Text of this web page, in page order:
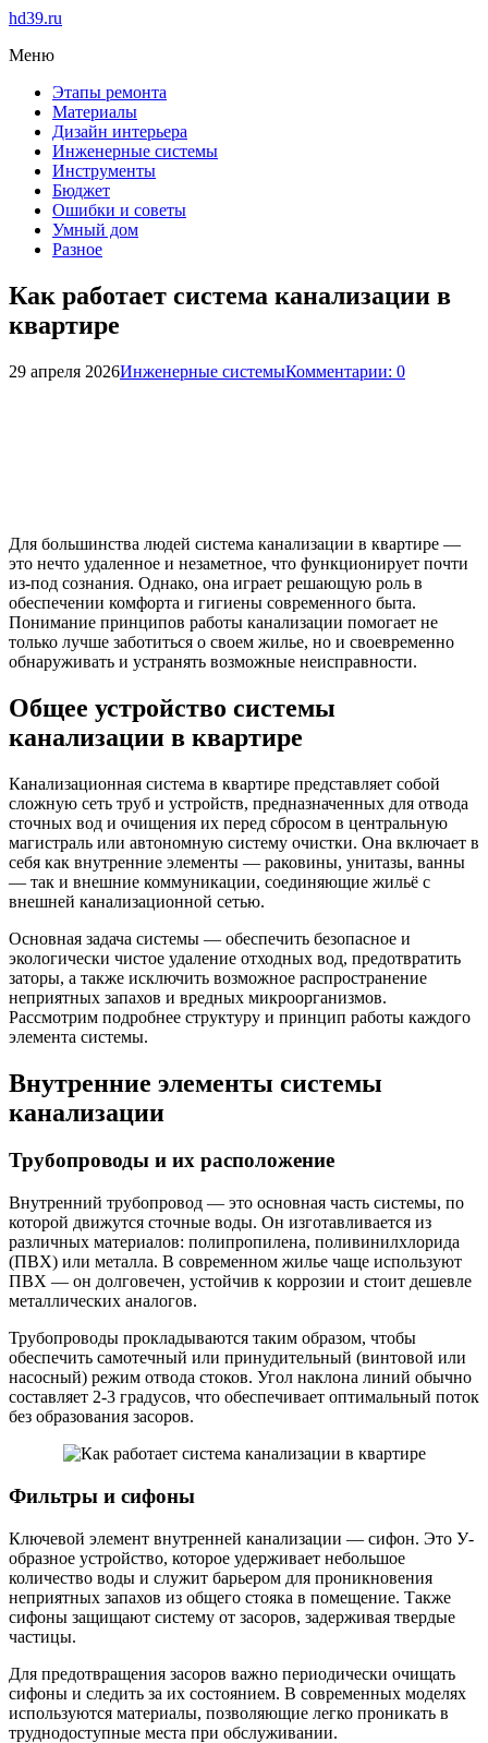
hd39.ru
Меню
Этапы ремонта
Материалы
Дизайн интерьера
Инженерные системы
Инструменты
Бюджет
Ошибки и советы
Умный дом
Разное
Как работает система канализации в
квартире
29 апреля 2026Инженерные системыКомментарии: 0
Для большинства людей система канализации в квартире —
это нечто удаленное и незаметное, что функционирует почти
из-под сознания. Однако, она играет решающую роль в
обеспечении комфорта и гигиены современного быта.
Понимание принципов работы канализации помогает не
только лучше заботиться о своем жилье, но и своевременно
обнаруживать и устранять возможные неисправности.
Общее устройство системы
канализации в квартире
Канализационная система в квартире представляет собой
сложную сеть труб и устройств, предназначенных для отвода
сточных вод и очищения их перед сбросом в центральную
магистраль или автономную систему очистки. Она включает в
себя как внутренние элементы — раковины, унитазы, ванны
— так и внешние коммуникации, соединяющие жильё с
внешней канализационной сетью.
Основная задача системы — обеспечить безопасное и
экологически чистое удаление отходных вод, предотвратить
заторы, а также исключить возможное распространение
неприятных запахов и вредных микроорганизмов.
Рассмотрим подробнее структуру и принцип работы каждого
элемента системы.
Внутренние элементы системы
канализации
Трубопроводы и их расположение
Внутренний трубопровод — это основная часть системы, по
которой движутся сточные воды. Он изготавливается из
различных материалов: полипропилена, поливинилхлорида
(ПВХ) или металла. В современном жилье чаще используют
ПВХ — он долговечен, устойчив к коррозии и стоит дешевле
металлических аналогов.
Трубопроводы прокладываются таким образом, чтобы
обеспечить самотечный или принудительный (винтовой или
насосный) режим отвода стоков. Угол наклона линий обычно
составляет 2-3 градусов, что обеспечивает оптимальный поток
без образования засоров.
Фильтры и сифоны
Ключевой элемент внутренней канализации — сифон. Это У-
образное устройство, которое удерживает небольшое
количество воды и служит барьером для проникновения
неприятных запахов из общего стояка в помещение. Также
сифоны защищают систему от засоров, задерживая твердые
частицы.
Для предотвращения засоров важно периодически очищать
сифоны и следить за их состоянием. В современных моделях
используются материалы, позволяющие легко проникать в
труднодоступные места при обслуживании.